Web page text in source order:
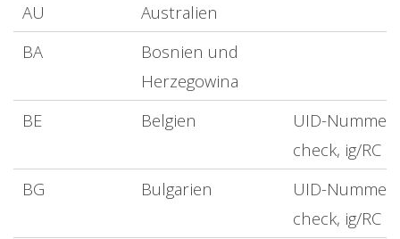
AU
Australien
BA
Bosnien und
Herzegowina
BE
Belgien
UID-Nummer
check, ig/RC
BG
Bulgarien
UID-Nummer
check, ig/RC